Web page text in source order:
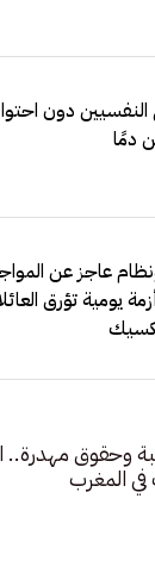
دون
دمًا
عاجز عن
يومية تؤرق
وحقوق مهدرة..
المغرب